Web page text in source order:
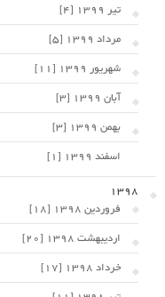
تیر 1399 [4]
مرداد 1399 [5]
شهریور 1399 [11]
آبان 1399 [3]
بهمن 1399 [3]
اسفند 1399 [1]
1398
فروردین 1398 [18]
اردیبهشت 1398 [20]
خرداد 1398 [17]